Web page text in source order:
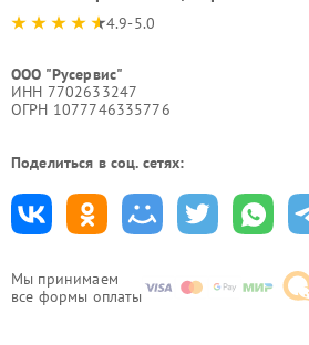
Мы принимаем
все формы оплаты
4.9-5.0
ООО "Русервис"
ИНН 7702633247
ОГРН 1077746335776
Поделиться в соц. сетях: